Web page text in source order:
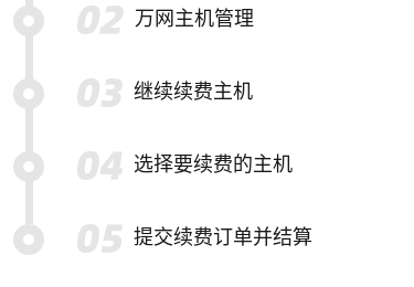
万网主机管理
继续续费主机
选择要续费的主机
提交续费订单并结算